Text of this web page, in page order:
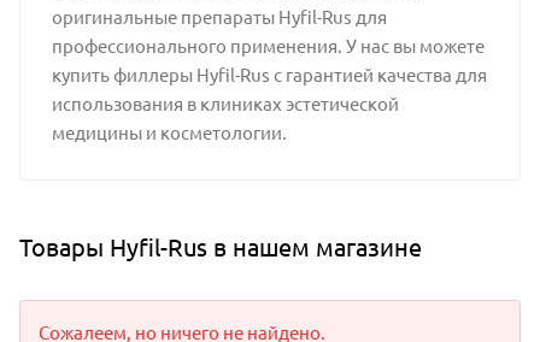
оригинальные препараты Hyfil-Rus для
профессионального применения. У нас вы можете
купить филлеры Hyfil-Rus с гарантией качества для
использования в клиниках эстетической
медицины и косметологии.
Товары Hyfil-Rus в нашем магазине
Сожалеем, но ничего не найдено.